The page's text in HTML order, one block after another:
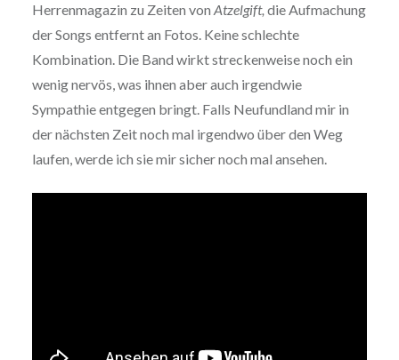
Herrenmagazin zu Zeiten von Atzelgift, die Aufmachung
der Songs entfernt an Fotos. Keine schlechte
Kombination. Die Band wirkt streckenweise noch ein
wenig nervös, was ihnen aber auch irgendwie
Sympathie entgegen bringt. Falls Neufundland mir in
der nächsten Zeit noch mal irgendwo über den Weg
laufen, werde ich sie mir sicher noch mal ansehen.